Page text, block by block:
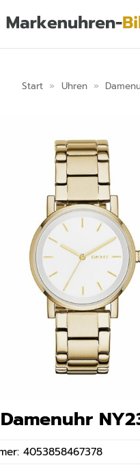
Start » Uhren »
4053858467378